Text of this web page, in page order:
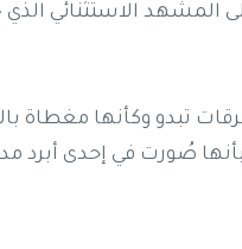
المشهد الاستثنائي الذي
تبدو وكأنها مغطاة
صُورت في إحدى أبرد